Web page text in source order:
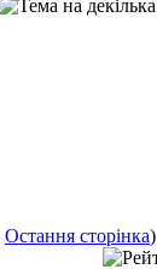
Остання сторінка)